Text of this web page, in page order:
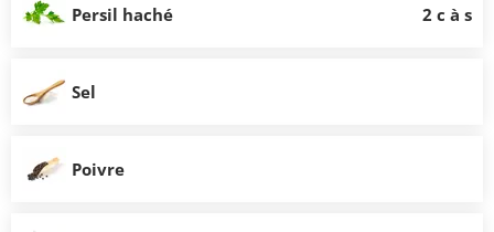
Persil haché 2 c à s
Sel
Poivre